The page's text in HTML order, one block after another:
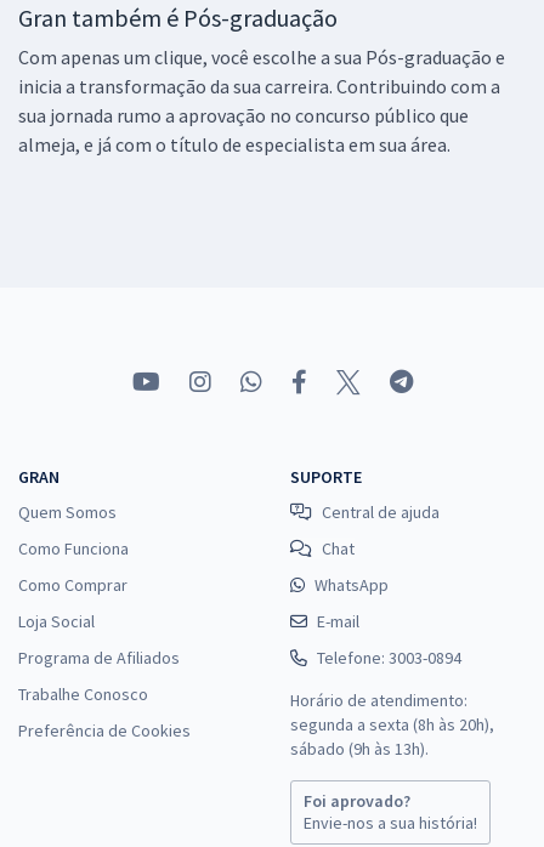
Gran também é Pós-graduação
Com apenas um clique, você escolhe a sua Pós-graduação e
inicia a transformação da sua carreira. Contribuindo com a
sua jornada rumo a aprovação no concurso público que
almeja, e já com o título de especialista em sua área.
GRAN
Quem Somos
Como Funciona
Como Comprar
Loja Social
Programa de Afiliados
Trabalhe Conosco
Preferência de Cookies
SUPORTE
Central de ajuda
Chat
WhatsApp
E-mail
Telefone: 3003-0894
Horário de atendimento:
segunda a sexta (8h às 20h),
sábado (9h às 13h).
Foi aprovado?
Envie-nos a sua história!